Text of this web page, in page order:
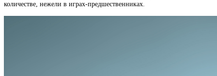
количестве, нежели в играх-предшественниках.